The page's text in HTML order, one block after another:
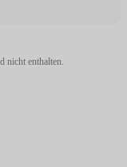
nicht enthalten.